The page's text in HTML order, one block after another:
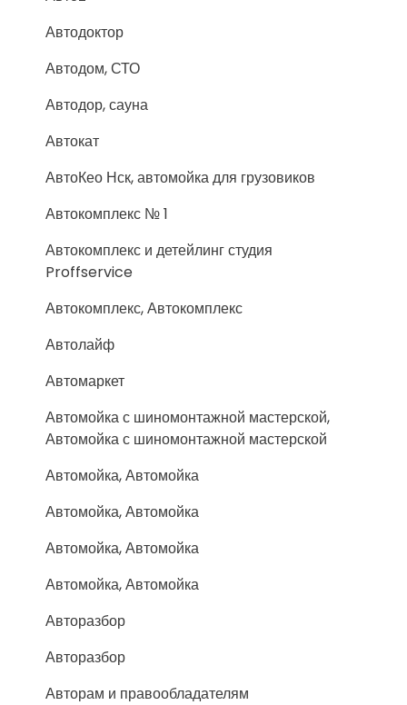
Автодоктор
Автодом, СТО
Автодор, сауна
Автокат
АвтоКео Нск, автомойка для грузовиков
Автокомплекс № 1
Автокомплекс и детейлинг студия
Proffservice
Автокомплекс, Автокомплекс
Автолайф
Автомаркет
Автомойка с шиномонтажной мастерской,
Автомойка с шиномонтажной мастерской
Автомойка, Автомойка
Автомойка, Автомойка
Автомойка, Автомойка
Автомойка, Автомойка
Авторазбор
Авторазбор
Авторам и правообладателям